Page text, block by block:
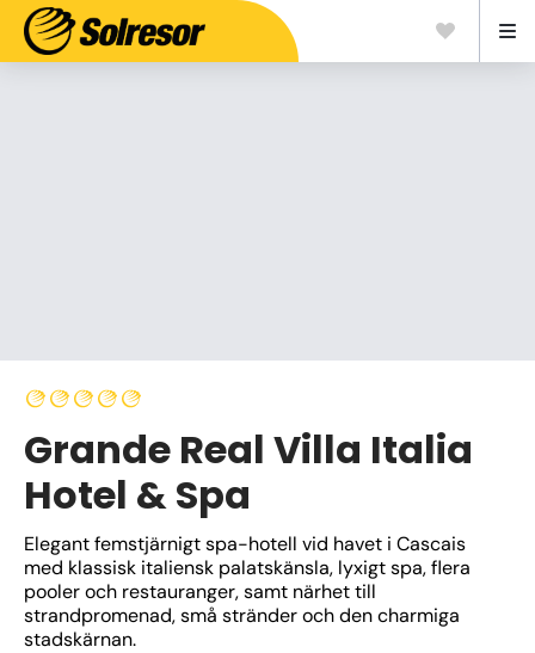
Grande Real Villa Italia
Hotel & Spa
Elegant femstjärnigt spa-hotell vid havet i Cascais
med klassisk italiensk palatskänsla, lyxigt spa, flera
pooler och restauranger, samt närhet till
strandpromenad, små stränder och den charmiga
stadskärnan.